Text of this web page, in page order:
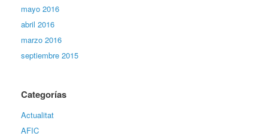
mayo 2016
abril 2016
marzo 2016
septiembre 2015
Categorías
Actualitat
AFIC